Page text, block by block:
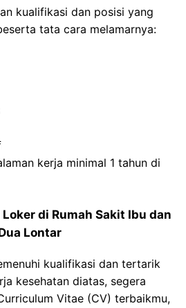
kualifikasi dan posisi yang
tata cara melamarnya:
kerja minimal 1 tahun di
di Rumah Sakit Ibu dan
Lontar
kualifikasi dan tertarik
kesehatan diatas, segera
Vitae (CV) terbaikmu,